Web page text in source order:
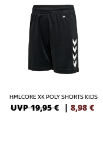
HMLCORE XK POLY SHORTS KIDS
UVP 19,95 € | 8,98 €